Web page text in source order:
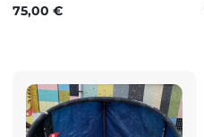
Prix
75,00 €